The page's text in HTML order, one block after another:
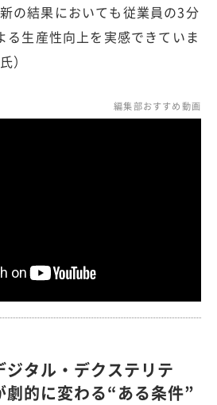
の結果においても従業員の3分
る生産性向上を実感できていま
）
編集部おすすめ動画
ジタル・デクステリテ
劇的に変わる“ある条件”